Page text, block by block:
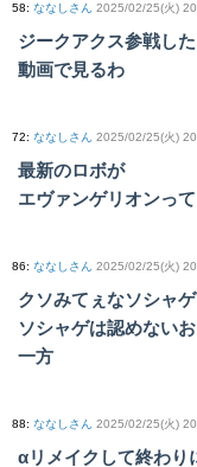
58: ななしさん 2025/02/25(火)
ジークアクス参戦し
動画で見るわ
72: ななしさん 2025/02/25(火)
最新のロボが
エヴァンゲリオンっ
86: ななしさん 2025/02/25(火)
クソみてぇなソシャ
ソシャゲは認めない
一方
88: ななしさん 2025/02/25(火)
αリメイクして終わり